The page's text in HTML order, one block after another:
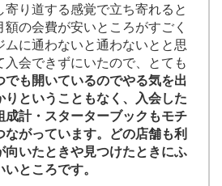
り道する感覚で立ち寄れると
の会費が安いところがすごく
ムに通わないと通わないとと思
入会できずにいたので、とても
でも開いているのでやる気を出
りということもなく、入会した
成計・スターターブックもモチ
がっています。どの店舗も利
向いたときや見つけたときにふ
ところです。